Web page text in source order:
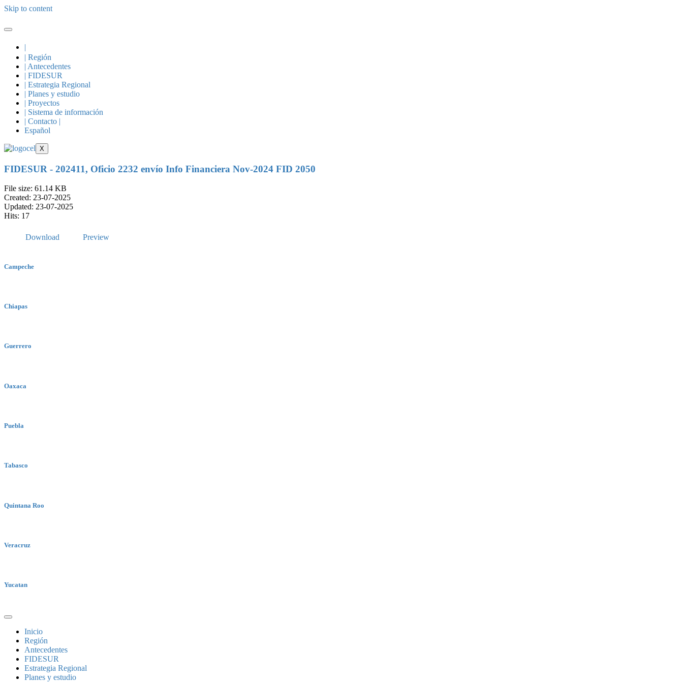
Skip to content
|
| Región
| Antecedentes
| FIDESUR
| Estrategia Regional
| Planes y estudio
| Proyectos
| Sistema de información
| Contacto |
Español
X
FIDESUR - 202411, Oficio 2232 envío Info Financiera Nov-2024 FID 2050
File size: 61.14 KB
Created: 23-07-2025
Updated: 23-07-2025
Hits: 17
Download Preview
Campeche
Chiapas
Guerrero
Oaxaca
Puebla
Tabasco
Quintana Roo
Veracruz
Yucatan
Inicio
Región
Antecedentes
FIDESUR
Estrategia Regional
Planes y estudio